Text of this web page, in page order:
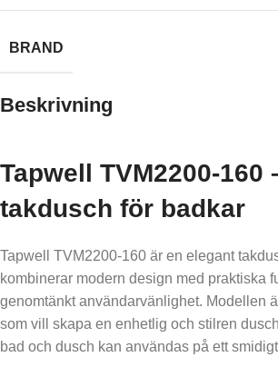
BRAND
Beskrivning
Tapwell TVM2200-160
takdusch för badkar
Tapwell TVM2200-160 är en elegant
kombinerar modern design med praktiska
genomtänkt användarvänlighet. Modellen
som vill skapa en enhetlig och stilren
bad och dusch kan användas på ett